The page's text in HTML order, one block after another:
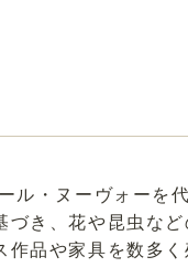
ル・ヌーヴォーを
き、花や昆虫など
品や家具を数多く